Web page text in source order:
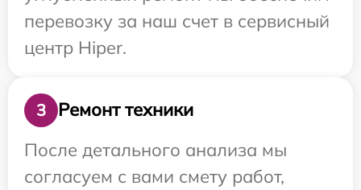
перевозку за наш счет в сервисный
центр Hiper.
3
Ремонт техники
После детального анализа мы
согласуем с вами смету работ,